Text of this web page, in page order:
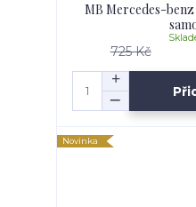
MB Mercedes-
725 Kč
Novinka